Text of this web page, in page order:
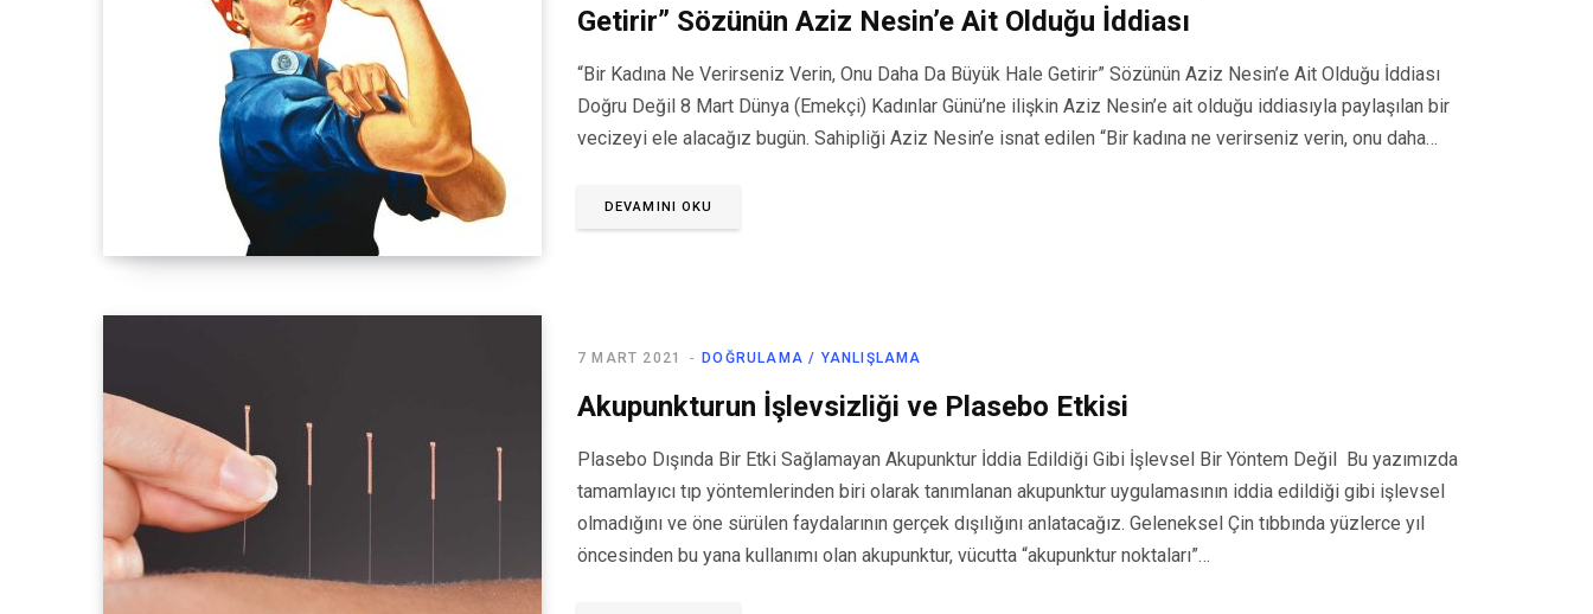
Getirir” Sözünün Aziz Nesin’e Ait Olduğu İddiası
“Bir Kadına Ne Verirseniz Verin, Onu Daha Da Büyük Hale Getirir” Sözünün Aziz Nesin’e Ait Olduğu İddiası
Doğru Değil 8 Mart Dünya (Emekçi) Kadınlar Günü’ne ilişkin Aziz Nesin’e ait olduğu iddiasıyla paylaşılan bir
vecizeyi ele alacağız bugün. Sahipliği Aziz Nesin’e isnat edilen “Bir kadına ne verirseniz verin, onu daha…
DEVAMINI OKU
DOĞRULAMA / YANLIŞLAMA
7 MART 2021
Akupunkturun İşlevsizliği ve Plasebo Etkisi
Plasebo Dışında Bir Etki Sağlamayan Akupunktur İddia Edildiği Gibi İşlevsel Bir Yöntem Değil Bu yazımızda
tamamlayıcı tıp yöntemlerinden biri olarak tanımlanan akupunktur uygulamasının iddia edildiği gibi işlevsel
olmadığını ve öne sürülen faydalarının gerçek dışılığını anlatacağız. Geleneksel Çin tıbbında yüzlerce yıl
öncesinden bu yana kullanımı olan akupunktur, vücutta “akupunktur noktaları”…